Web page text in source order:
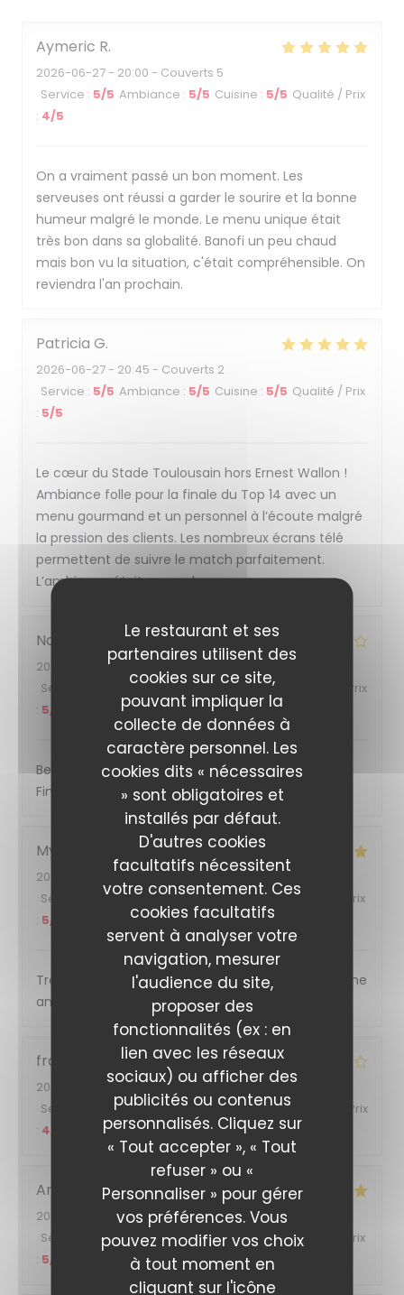
Le restaurant et ses
partenaires utilisent des
cookies sur ce site,
pouvant impliquer la
collecte de données à
caractère personnel. Les
cookies dits « nécessaires
» sont obligatoires et
installés par défaut.
D'autres cookies
facultatifs nécessitent
votre consentement. Ces
cookies facultatifs
servent à analyser votre
navigation, mesurer
l'audience du site,
proposer des
fonctionnalités (ex : en
lien avec les réseaux
sociaux) ou afficher des
publicités ou contenus
personnalisés. Cliquez sur
« Tout accepter », « Tout
refuser » ou «
Personnaliser » pour gérer
vos préférences. Vous
pouvez modifier vos choix
à tout moment en
cliquant sur l'icône
Aymeric R
2026-06-27 - 20:00 - Couverts 5
Service : 5/5 Ambiance : 5/5 Cuisine : 5/5 Qualité / Prix
: 4/5
On a vraiment passé un bon moment. Les
serveuses ont réussi a garder le sourire et la bonne
humeur malgré le monde. Le menu unique était
très bon dans sa globalité. Banofi un peu chaud
mais bon vu la situation, c'était compréhensible. On
reviendra l'an prochain.
Patricia G
2026-06-27 - 20:45 - Couverts 2
Service : 5/5 Ambiance : 5/5 Cuisine : 5/5 Qualité / Prix
: 5/5
Le cœur du Stade Toulousain hors Ernest Wallon !
Ambiance folle pour la finale du Top 14 avec un
menu gourmand et un personnel à l’écoute malgré
la pression des clients. Les nombreux écrans télé
permettent de suivre le match parfaitement.
L’ambiance était au rendez-vous.
Nadia
2026-06-27
- 20:45 - Couverts 6
Service
Ambiance: 4/5 Cuisine: 4
Qualité / Prix
: 5/5
Belle ambiance, excellent accueil, repas trop bon!
Finale du top 14 au top!!
Myriam
2026-06-27
- 20:30 - Couverts 2
Service
/5 Ambiance: 5/5 Cuisine:5/5 Qualité / Prix
: 5/5
Très bon accueil et très bonne cuisine et très bonne
ambiance
francis
2026-06-27
- 19:15 - Couverts 4
Service
/5 Ambiance: 4/5 Cuisine: 4/5
Qualité / Prix
: 4
Arnaud
2026-06-27
- 20:00 - Couverts 6
Service
/5 Ambiance:5/5 Cuisine 5/5 Qualité / Prix
: 5/5